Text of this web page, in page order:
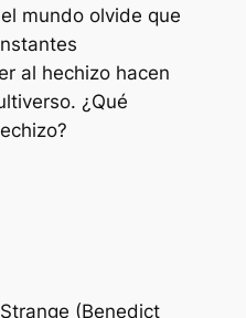
mundo olvide que
al hechizo hacen
¿Qué
(Benedict